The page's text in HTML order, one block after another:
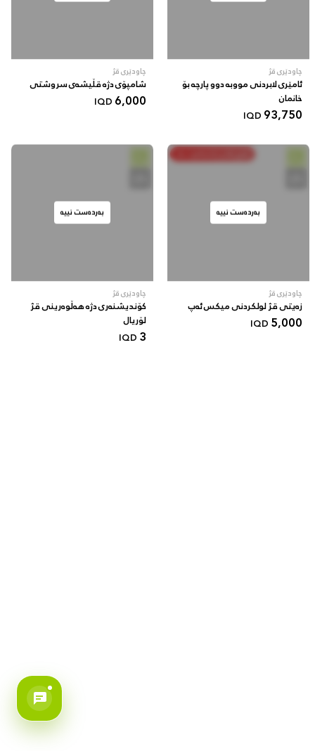
چاودێری قژ
ئامێری لابردنی مووبە دوو پارچە بۆ
خانمان
93,750
IQD
چاودێری قژ
شامپۆی دژە قڵیشەی سروشتی
6,000
IQD
بەردەست نییە
چاودێری قژ
زەیتی قژ لولکردنی میکس ئەپ
5,000
IQD
بەردەست نییە
چاودێری قژ
کۆندیشنەری دژە هەڵوەرینی قژ
لۆریال
3
IQD